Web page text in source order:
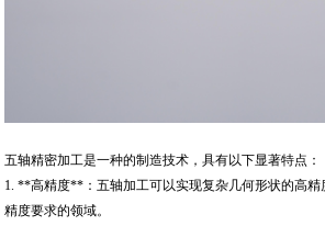
五轴精密加工是一种的制造技术，具有以下显著特点：
1. **高精度**：五轴加工可以实现复杂几何形状的高
精度要求的领域。